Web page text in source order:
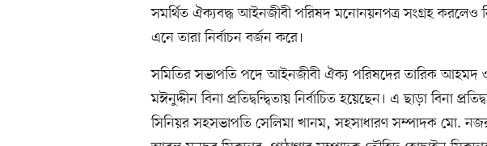
সমর্থিত ঐক্যবদ্ধ আইনজীবী পরিষদ মনোনয়নপত্র সংগ্রহ করলেও
এনে তারা নির্বাচন বর্জন করে।
সমিতির সভাপতি পদে আইনজীবী ঐক্য পরিষদের তারিক আহমদ
মঈনুদ্দীন বিনা প্রতিদ্বন্দ্বিতায় নির্বাচিত হয়েছেন। এ ছাড়া বিনা
সিনিয়র সহসভাপতি সেলিমা খানম, সহসাধারণ সম্পাদক মো.